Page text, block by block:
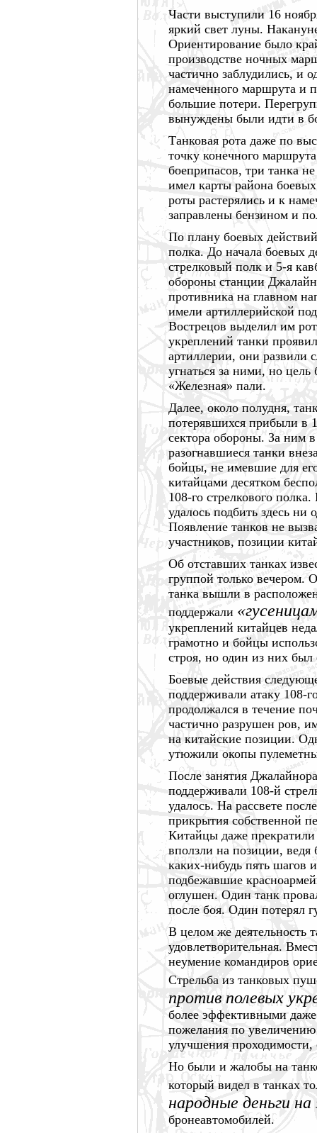
Части выступили 16
яркий свет луны.
Ориентирование было
производстве ночных
частично заблудились, и
намеченного маршрута и
большие потери.
вынуждены были идти в
Танковая рота даже по
точку конечного
боеприпасов, три танка
имел карты района
роты растерялись и к
заправлены бензином и
По плану боевых
полка. До начала боевых
стрелковый полк и 5-я
обороны станции
противника на главном
имели артиллерийской
Вострецов выделил им
укреплений танки
артиллерии, они развили
угнаться за ними, но
«Железная» пали.
Далее, около полудня,
потерявшихся прибыли в
сектора обороны. За ним
разогнавшиеся танки
бойцы, не имевшие для
китайцами десятком
108-го стрелкового
удалось подбить здесь ни
Появление танков не
участников, позиции
Об отставших танках
группой только вечером.
танка вышли в
поддержали
укреплений китайцев
грамотно и бойцы
строя, но один из них был
Боевые действия
поддерживали атаку 108-
продолжался в течение
частично разрушен ров,
на китайские позиции.
утюжили окопы
После занятия
поддерживали 108-й
удалось. На рассвете
прикрытия собственной
Китайцы даже
вползли на позиции,
каких-нибудь пять шагов
подбежавшие
оглушен. Один танк
после боя. Один потерял
В целом же деятельность
удовлетворительная.
неумение командиров
Стрельба из танковых
против полевых
более эффективными
пожелания по
улучшения
Но были и жалобы на
который видел в танках
народные деньги
бронеавтомобилей.